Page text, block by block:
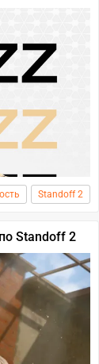
Standoff 2
Standoff 2